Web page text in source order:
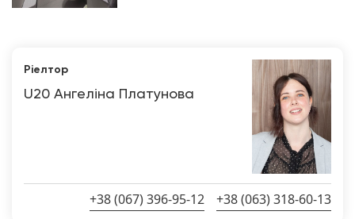
Ріелтор
U20 Ангеліна Платунова
+38 (067) 396-95-12 +38 (063) 318-60-13